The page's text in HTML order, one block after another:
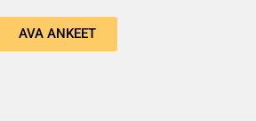
AVA ANKEET